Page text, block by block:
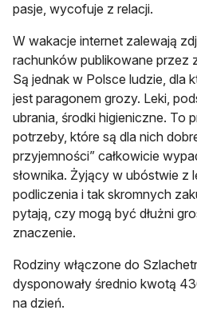
pasje, wycofuje z relacji.
W wakacje internet zalewają
rachunków publikowane przez
Są jednak w Polsce ludzie, dla
jest paragonem grozy. Leki,
ubrania, środki higieniczne. To
potrzeby, które są dla nich
przyjemności” całkowicie
słownika. Żyjący w ubóstwie z
podliczenia i tak skromnych
pytają, czy mogą być dłużni
znaczenie.
Rodziny włączone do
dysponowały średnio kwotą
na dzień.